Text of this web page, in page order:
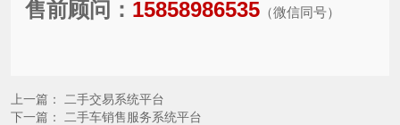
售前顾问： 15858986535 （微信同号）
上一篇：
二手交易系统平台
下一篇：
二手车销售服务系统平台